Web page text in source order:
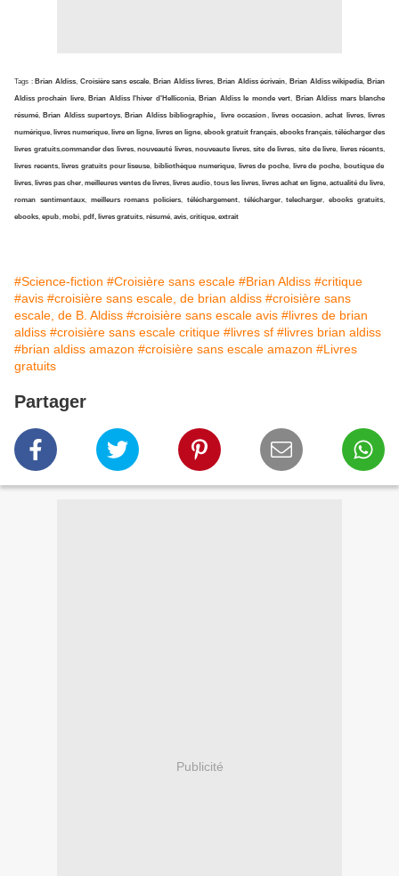
Tags : Brian Aldiss, Croisière sans escale, Brian Aldiss livres, Brian Aldiss écrivain, Brian Aldiss wikipedia, Brian
Aldiss prochain livre, Brian Aldiss l'hiver d'Helliconia, Brian Aldiss le monde vert, Brian Aldiss mars blanche
résumé, Brian Aldiss supertoys, Brian Aldiss bibliographie, livre occasion, livres occasion,achat livres, livres
numérique, livres numerique, livre en ligne, livres en ligne, ebook gratuit français, ebooks français, télécharger des
livres gratuits,commander des livres,nouveauté livres,nouveaute livres,site de livres, site de livre, livres récents,
livres recents, livres gratuits pour liseuse, bibliothèque numerique,livres de poche, livre de poche,boutique de
livres, livres pas cher, meilleures ventes de livres, livres audio, tous les livres, livres achat en ligne, actualité du livre,
roman sentimentaux, meilleurs romans policiers, téléchargement, télécharger,telecharger, ebooks gratuits,
ebooks, epub, mobi, pdf, livres gratuits, résumé, avis, critique, extrait
#Science-fiction #Croisière sans escale #Brian Aldiss #critique
#avis #croisière sans escale, de brian aldiss #croisière sans
escale, de B. Aldiss #croisière sans escale avis #livres de brian
aldiss #croisière sans escale critique #livres sf #livres brian aldiss
#brian aldiss amazon #croisière sans escale amazon #Livres
gratuits
Partager
Publicité